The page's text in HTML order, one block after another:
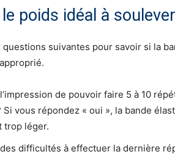
poids idéal à
questions suivantes pour savoir si la
de pouvoir faire 5 à 10
Si vous répondez « oui », la bande
trop léger.
difficultés à effectuer la dernière